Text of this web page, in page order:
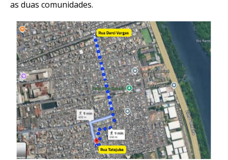
as duas comunidades.